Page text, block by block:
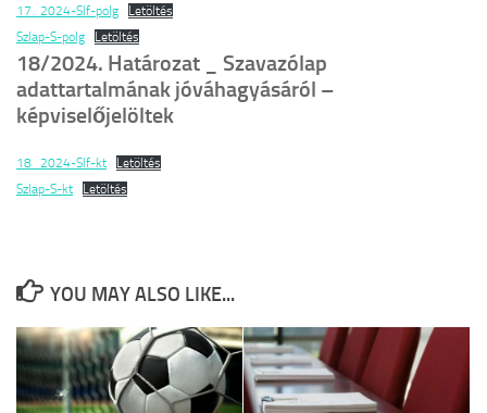
17_2024-Slf-polg
Letöltés
Szlap-S-polg
Letöltés
18/2024. Határozat _ Szavazólap
adattartalmának jóváhagyásáról –
képviselőjelöltek
18_2024-Slf-kt
Letöltés
Szlap-S-kt
Letöltés
YOU MAY ALSO LIKE...